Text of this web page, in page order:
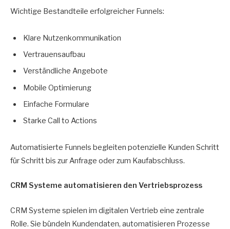
Wichtige Bestandteile erfolgreicher Funnels:
Klare Nutzenkommunikation
Vertrauensaufbau
Verständliche Angebote
Mobile Optimierung
Einfache Formulare
Starke Call to Actions
Automatisierte Funnels begleiten potenzielle Kunden Schritt
für Schritt bis zur Anfrage oder zum Kaufabschluss.
CRM Systeme automatisieren den Vertriebsprozess
CRM Systeme spielen im digitalen Vertrieb eine zentrale
Rolle. Sie bündeln Kundendaten, automatisieren Prozesse